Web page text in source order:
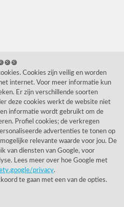
Cookies zijn veilig en worden
internet. Voor meer informatie kun
Er zijn verschillende soorten
deze cookies werkt de website niet
informatie wordt gebruikt om de
Profiel cookies; de verkregen
advertenties te tonen op
relevante waarde voor jou. De
van diensten van Google, voor
Lees meer over hoe Google met
privacy.
te gaan met een van de opties.